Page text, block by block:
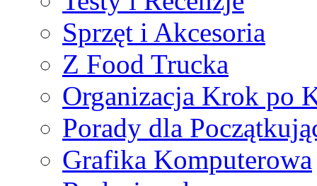
Sprzęt i Akcesoria
Z Food Trucka
Organizacja Krok po
Porady dla
Grafika Komputerowa